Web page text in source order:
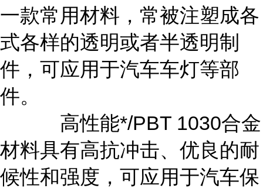
一款常用材料，常被注塑成各
式各样的透明或者半透明制
件，可应用于汽车车灯等部
件。
高性能*/PBT 1030合金
材料具有高抗冲击、优良的耐
候性和强度，可应用于汽车保